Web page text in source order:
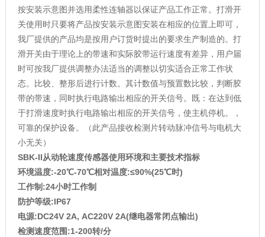
按安装示意图并选用柔性连轴器以保证产品工作正常。打滑开
关使用时只要将产品按安装示意图安装在相应的位置上即可，
我厂提供的产品均是按用户订货时提出的要求生产制造的。打
滑开关由于理论上的带速和实际胶带运行速度有差异，用户届
时可按我厂提供调整办法适当的调整以切实适合正常工作状
态。比较、整形后进行计数。其计数值与预置数比较，判断胶
带的带速，同时执行电路输出相应的开关信号。既：在达到低
于打滑速度时执行电路输出相应的开关信号，使主机停机。，
可靠的保护设备。（此产品接收检测片转动脉冲信号与电机大
小无关）
SBK-II从动轮速度传感器使用环境和主要技术指标
环境温度:-20℃-70℃相对温度:≤90%(25℃时)
工作制 :24小时工作制
防护等级:IP67
电源:DC24V 2A, AC220V 2A(继电器常闭点输出)
检测速度范围:1-200转/分